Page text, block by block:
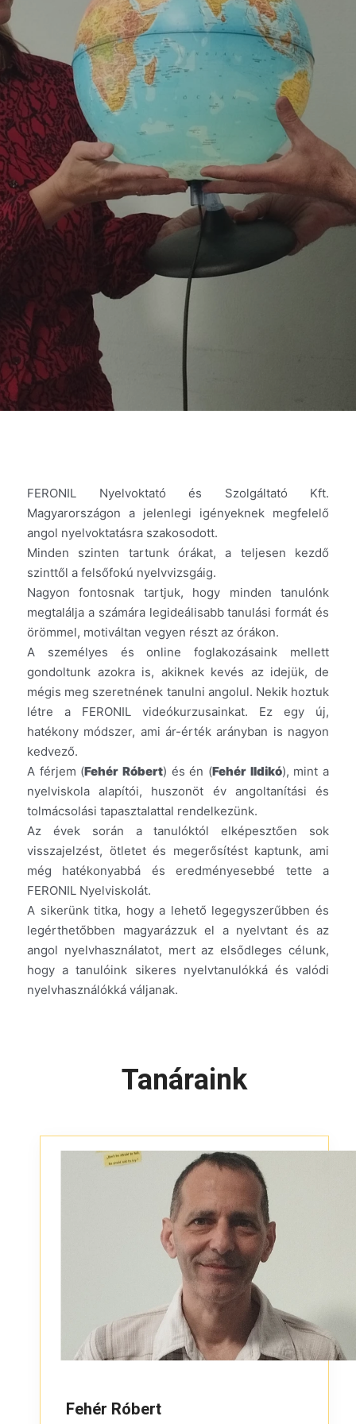
FERONIL Nyelvoktató és Szolgáltató Kft.
Magyarországon a jelenlegi igényeknek megfelelő
angol nyelvoktatásra szakosodott.
Minden szinten tartunk órákat, a teljesen kezdő
szinttől a felsőfokú nyelvvizsgáig.
Nagyon fontosnak tartjuk, hogy minden tanulónk
megtalálja a számára legideálisabb tanulási formát és
örömmel, motiváltan vegyen részt az órákon.
A személyes és online foglakozásaink mellett
gondoltunk azokra is, akiknek kevés az idejük, de
mégis meg szeretnének tanulni angolul. Nekik hoztuk
létre a FERONIL videókurzusainkat. Ez egy új,
hatékony módszer, ami ár-érték arányban is nagyon
kedvező.
A férjem (Fehér Róbert) és én (Fehér Ildikó), mint a
nyelviskola alapítói, huszonöt év angoltanítási és
tolmácsolási tapasztalattal rendelkezünk.
Az évek során a tanulóktól elképesztően sok
visszajelzést, ötletet és megerősítést kaptunk, ami
még hatékonyabbá és eredményesebbé tette a
FERONIL Nyelviskolát.
A sikerünk titka, hogy a lehető legegyszerűbben és
legérthetőbben magyarázzuk el a nyelvtant és az
angol nyelvhasználatot, mert az elsődleges célunk,
hogy a tanulóink sikeres nyelvtanulókká és valódi
nyelvhasználókká váljanak.
Tanáraink
Fehér Róbert